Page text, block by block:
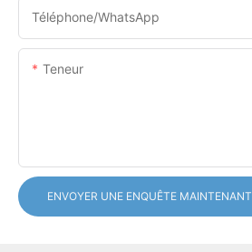
Téléphone/WhatsApp
Teneur
ENVOYER UNE ENQUÊTE MAINTENANT